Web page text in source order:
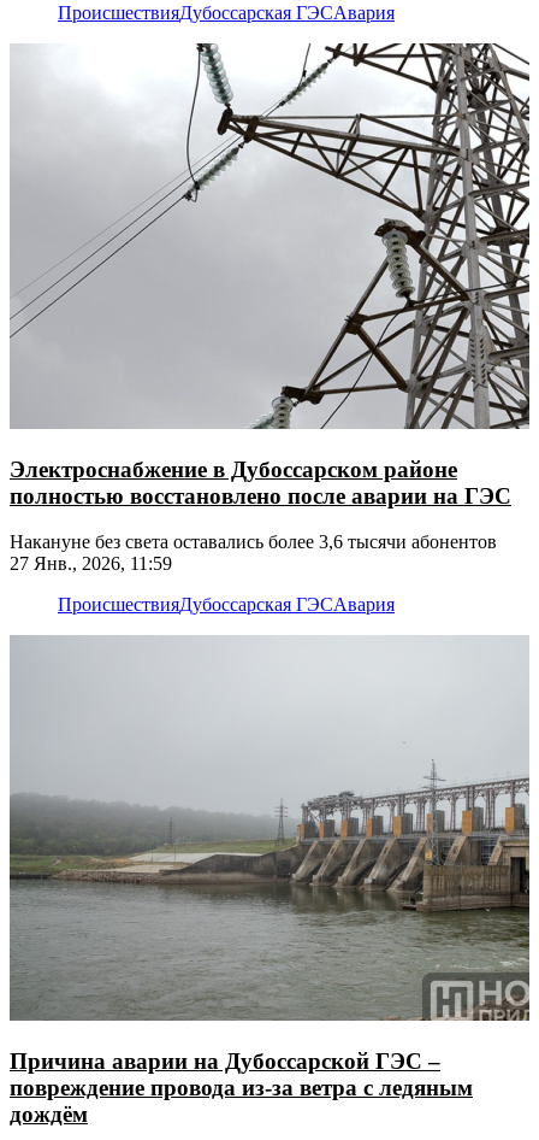
ПроисшествияДубоссарская ГЭСАвария
Электроснабжение в Дубоссарском районе
полностью восстановлено после аварии на ГЭС
Накануне без света оставались более 3,6 тысячи абонентов
27 Янв., 2026, 11:59
ПроисшествияДубоссарская ГЭСАвария
Причина аварии на Дубоссарской ГЭС –
повреждение провода из-за ветра с ледяным
дождём